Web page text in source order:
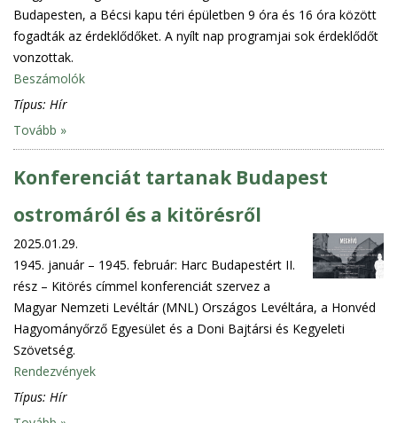
Budapesten, a Bécsi kapu téri épületben 9 óra és 16 óra között
fogadták az érdeklődőket. A nyílt nap programjai sok érdeklődőt
vonzottak.
Beszámolók
Típus: Hír
Tovább »
Konferenciát tartanak Budapest
ostromáról és a kitörésről
2025.01.29.
1945. január – 1945. február: Harc Budapestért II.
rész – Kitörés címmel konferenciát szervez a
Magyar Nemzeti Levéltár (MNL) Országos Levéltára, a Honvéd
Hagyományőrző Egyesület és a Doni Bajtársi és Kegyeleti
Szövetség.
Rendezvények
Típus: Hír